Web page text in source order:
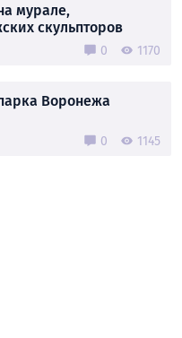
мурале,
скульпторов
0 1170
Воронежа
0 1145